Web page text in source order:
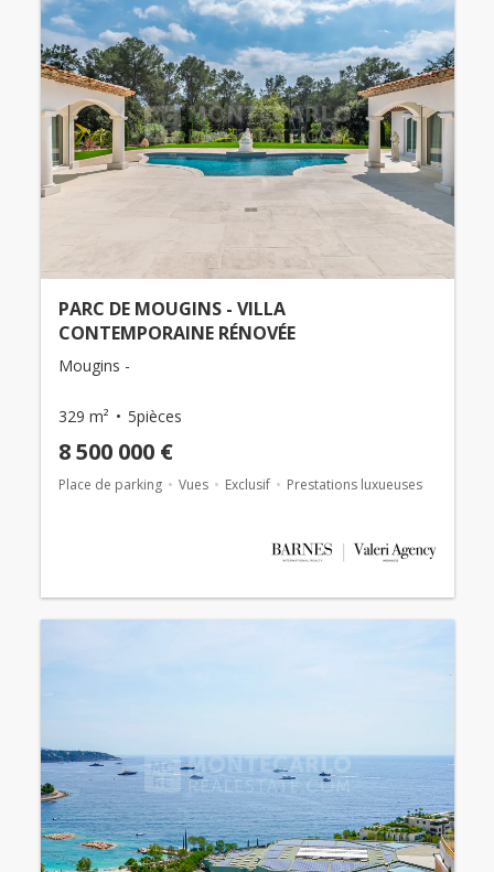
PARC DE MOUGINS - VILLA
CONTEMPORAINE RÉNOVÉE
Mougins -
329 m² 5pièces
8 500 000 €
Place de parking Vues Exclusif Prestations luxueuses